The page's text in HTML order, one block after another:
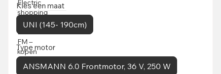
Kies een maat
UNI (145- 190cm)
Type motor
ANSMANN 6.0 Frontmotor, 36 V, 250 W